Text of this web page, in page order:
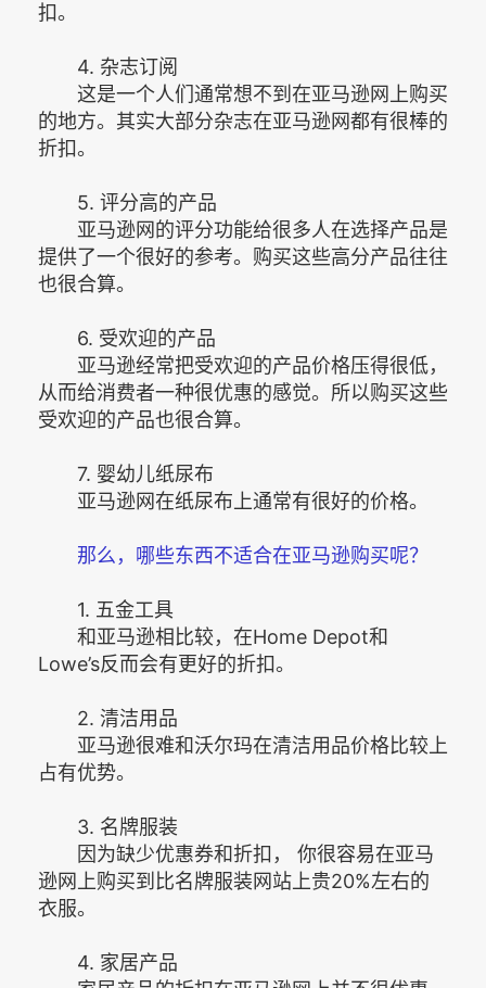
扣。
4. 杂志订阅
这是一个人们通常想不到在亚马逊网上购买
的地方。其实大部分杂志在亚马逊网都有很棒的
折扣。
5. 评分高的产品
亚马逊网的评分功能给很多人在选择产品是
提供了一个很好的参考。购买这些高分产品往往
也很合算。
6. 受欢迎的产品
亚马逊经常把受欢迎的产品价格压得很低，
从而给消费者一种很优惠的感觉。所以购买这些
受欢迎的产品也很合算。
7. 婴幼儿纸尿布
亚马逊网在纸尿布上通常有很好的价格。
那么，哪些东西不适合在亚马逊购买呢？
1. 五金工具
和亚马逊相比较，在Home Depot和
Lowe’s反而会有更好的折扣。
2. 清洁用品
亚马逊很难和沃尔玛在清洁用品价格比较上
占有优势。
3. 名牌服装
因为缺少优惠券和折扣， 你很容易在亚马
逊网上购买到比名牌服装网站上贵20%左右的
衣服。
4. 家居产品